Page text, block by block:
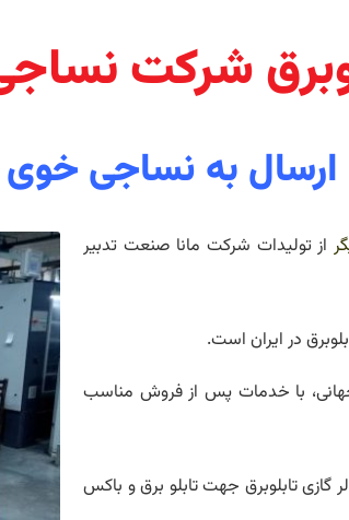
شرکت
از تولیدات شرکت مانا صنعت تدبیر
در ایران است.
با خدمات پس از فروش مناسب
گازی تابلوبرق جهت تابلو برق و باکس